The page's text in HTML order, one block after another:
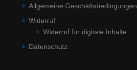
Allgemeine Geschäftsbedingungen
Widerruf
Widerruf für digitale Inhalte
Datenschutz